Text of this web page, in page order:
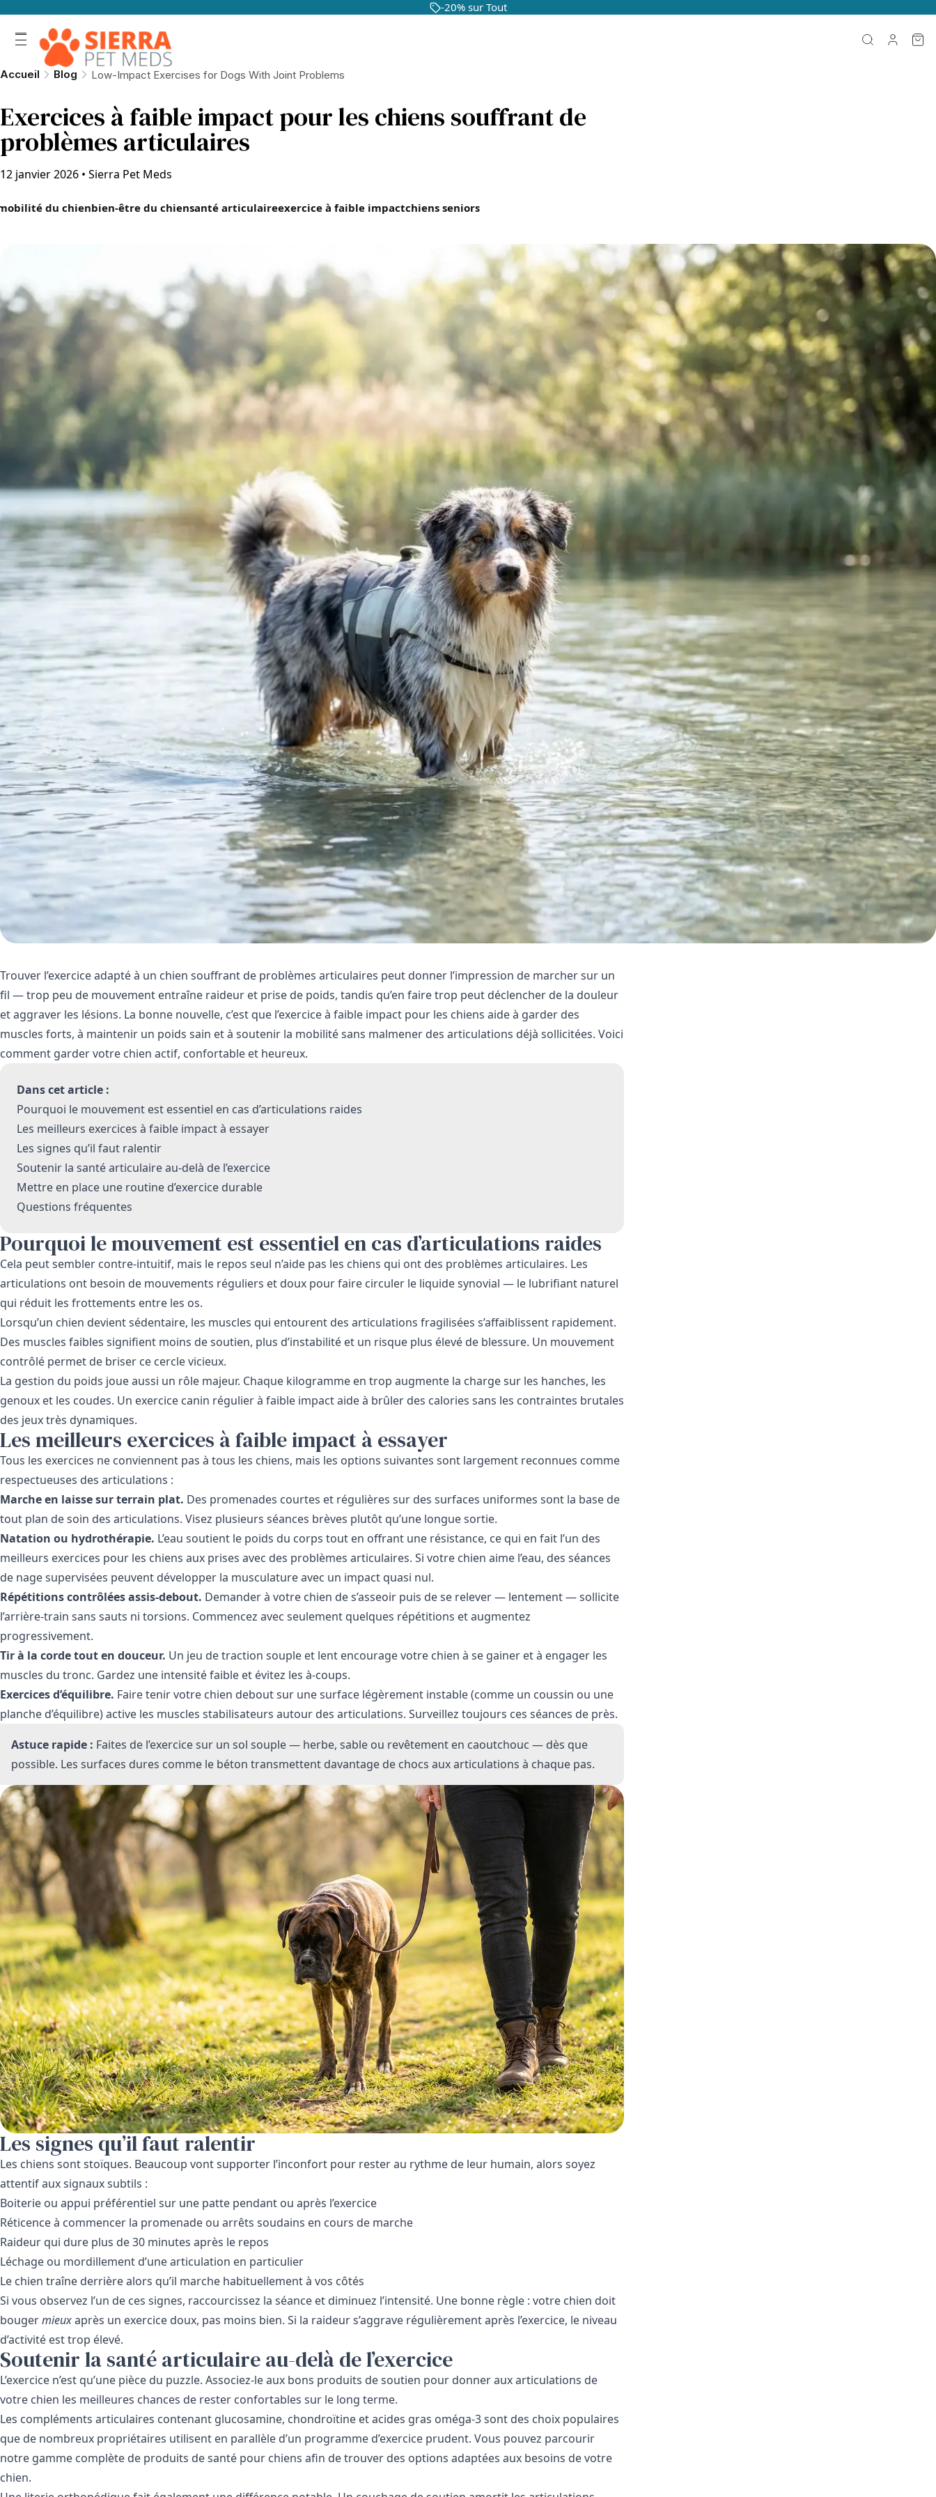
-20% sur Tout
Accueil Blog Low-Impact Exercises for Dogs With Joint Problems
Exercices à faible impact pour les chiens souffrant de
problèmes articulaires
12 janvier 2026 • Sierra Pet Meds
du chienbien-être du chiensanté articulaireexercice à faible impactchiens seniors
Trouver l’exercice adapté à un chien souffrant de problèmes articulaires peut donner l’impression de marcher sur un
fil — trop peu de mouvement entraîne raideur et prise de poids, tandis qu’en faire trop peut déclencher de la douleur
et aggraver les lésions. La bonne nouvelle, c’est que l’exercice à faible impact pour les chiens aide à garder des
muscles forts, à maintenir un poids sain et à soutenir la mobilité sans malmener des articulations déjà sollicitées. Voici
comment garder votre chien actif, confortable et heureux.
Dans cet article :
Pourquoi le mouvement est essentiel en cas d’articulations raides
Les meilleurs exercices à faible impact à essayer
Les signes qu’il faut ralentir
Soutenir la santé articulaire au-delà de l’exercice
Mettre en place une routine d’exercice durable
Questions fréquentes
Pourquoi le mouvement est essentiel en cas d’articulations raides
Cela peut sembler contre-intuitif, mais le repos seul n’aide pas les chiens qui ont des problèmes articulaires. Les
articulations ont besoin de mouvements réguliers et doux pour faire circuler le liquide synovial — le lubrifiant naturel
qui réduit les frottements entre les os.
Lorsqu’un chien devient sédentaire, les muscles qui entourent des articulations fragilisées s’affaiblissent rapidement.
Des muscles faibles signifient moins de soutien, plus d’instabilité et un risque plus élevé de blessure. Un mouvement
contrôlé permet de briser ce cercle vicieux.
La gestion du poids joue aussi un rôle majeur. Chaque kilogramme en trop augmente la charge sur les hanches, les
genoux et les coudes. Un exercice canin régulier à faible impact aide à brûler des calories sans les contraintes brutales
des jeux très dynamiques.
Les meilleurs exercices à faible impact à essayer
Tous les exercices ne conviennent pas à tous les chiens, mais les options suivantes sont largement reconnues comme
respectueuses des articulations :
Marche en laisse sur terrain plat. Des promenades courtes et régulières sur des surfaces uniformes sont la base de
tout plan de soin des articulations. Visez plusieurs séances brèves plutôt qu’une longue sortie.
Natation ou hydrothérapie. L’eau soutient le poids du corps tout en offrant une résistance, ce qui en fait l’un des
meilleurs exercices pour les chiens aux prises avec des problèmes articulaires. Si votre chien aime l’eau, des séances
de nage supervisées peuvent développer la musculature avec un impact quasi nul.
Répétitions contrôlées assis-debout. Demander à votre chien de s’asseoir puis de se relever — lentement — sollicite
l’arrière-train sans sauts ni torsions. Commencez avec seulement quelques répétitions et augmentez
progressivement.
Tir à la corde tout en douceur. Un jeu de traction souple et lent encourage votre chien à se gainer et à engager les
muscles du tronc. Gardez une intensité faible et évitez les à-coups.
Exercices d’équilibre. Faire tenir votre chien debout sur une surface légèrement instable (comme un coussin ou une
planche d’équilibre) active les muscles stabilisateurs autour des articulations. Surveillez toujours ces séances de près.
Astuce rapide : Faites de l’exercice sur un sol souple — herbe, sable ou revêtement en caoutchouc — dès que
possible. Les surfaces dures comme le béton transmettent davantage de chocs aux articulations à chaque pas.
Les signes qu’il faut ralentir
Les chiens sont stoïques. Beaucoup vont supporter l’inconfort pour rester au rythme de leur humain, alors soyez
attentif aux signaux subtils :
Boiterie ou appui préférentiel sur une patte pendant ou après l’exercice
Réticence à commencer la promenade ou arrêts soudains en cours de marche
Raideur qui dure plus de 30 minutes après le repos
Léchage ou mordillement d’une articulation en particulier
Le chien traîne derrière alors qu’il marche habituellement à vos côtés
Si vous observez l’un de ces signes, raccourcissez la séance et diminuez l’intensité. Une bonne règle : votre chien doit
bougermieuxaprès un exercice doux, pas moins bien. Si la raideur s’aggrave régulièrement après l’exercice, le niveau
d’activité est trop élevé.
Soutenir la santé articulaire au-delà de l’exercice
L’exercice n’est qu’une pièce du puzzle. Associez-le aux bons produits de soutien pour donner aux articulations de
votre chien les meilleures chances de rester confortables sur le long terme.
Les compléments articulaires contenant glucosamine, chondroïtine et acides gras oméga-3 sont des choix populaires
que de nombreux propriétaires utilisent en parallèle d’un programme d’exercice prudent. Vous pouvez parcourir
notre gamme complète de produits de santé pour chiens afin de trouver des options adaptées aux besoins de votre
chien.